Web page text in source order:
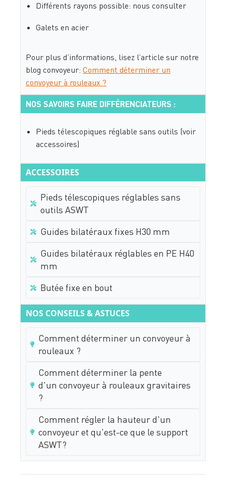
Différents rayons possible: nous consulter
Galets en acier
Pour plus d’informations, lisez l’article sur notre
blog convoyeur: Comment déterminer un
convoyeur à rouleaux ?
NOS SAVOIRS FAIRE DIFFÉRENCIATEURS :
Pieds télescopiques réglable sans outils (voir
accessoires)
ACCESSOIRES
Pieds télescopiques réglables sans
outils ASWT
Guides bilatéraux fixes H30 mm
Guides bilatéraux réglables en PE H40
mm
Butée fixe en bout
NOS CONSEILS & ASTUCES
Comment déterminer un convoyeur à
rouleaux ?
Comment déterminer la pente
d'un convoyeur à rouleaux gravitaires
?
Comment régler la hauteur d'un
convoyeur et qu'est-ce que le support
ASWT?